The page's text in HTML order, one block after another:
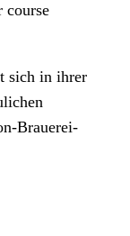
course
sich in ihrer
Brauerei-